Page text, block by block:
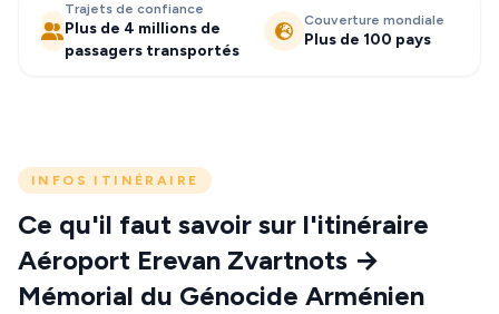
Trajets de confiance
Plus de 4 millions de
passagers transportés
Couverture mondiale
Plus de 100 pays
INFOS ITINÉRAIRE
Ce qu'il faut savoir sur l'itinéraire
Aéroport Erevan Zvartnots →
Mémorial du Génocide Arménien